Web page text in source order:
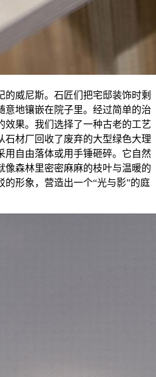
的威尼斯。石匠们把宅邸装饰时剩
意地镶嵌在院子里。经过简单的治
效果。我们选择了一种古老的工艺
材厂回收了废弃的大型绿色大理
用自由落体或用手锤砸碎。它自然
像森林里密密麻麻的枝叶与温暖的
的形象，营造出一个“光与影”的庭